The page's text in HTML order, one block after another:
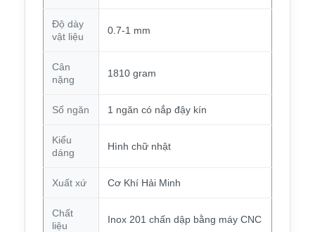
Độ dày
vật liệu
0.7-1 mm
Cân
nặng
1810 gram
Số ngăn 1 ngăn có nắp đậy kín
Kiểu
dáng
Hình chữ nhật
Xuất xứ Cơ Khí Hải Minh
Chất
liệu
Inox 201 chấn dập bằng máy CNC